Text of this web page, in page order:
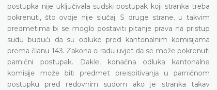
postupka nije uključivala sudski postupak koji stranka treba
pokrenuti, što ovdje nije slučaj. S druge strane, u takvim
predmetima bi se moglo postaviti pitanje prava na pristup
sudu budući da su odluke pred kantonalnim komisijama
prema članu 143. Zakona o radu uvjet da se može pokrenuti
parnični postupak. Dakle, konačna odluka kantonalne
komisije može biti predmet preispitivanja u parničnom
postupku pred redovnim sudom ako je stranka takav